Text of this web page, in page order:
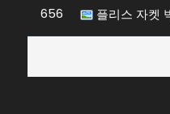
656 플리스 자켓